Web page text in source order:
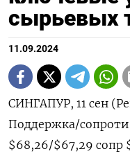
сырьевых
11.09.2024
СИНГАПУР, 11 сен
Поддержка/
$68,26/$67,29 сопр